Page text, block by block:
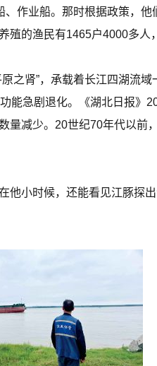
作业船。那时根据政策，
的渔民有1465户4000多人
之肾”，承载着长江四湖流
能急剧退化。《湖北日报》
量减少。20世纪70年代以前
他小时候，还能看见江豚探